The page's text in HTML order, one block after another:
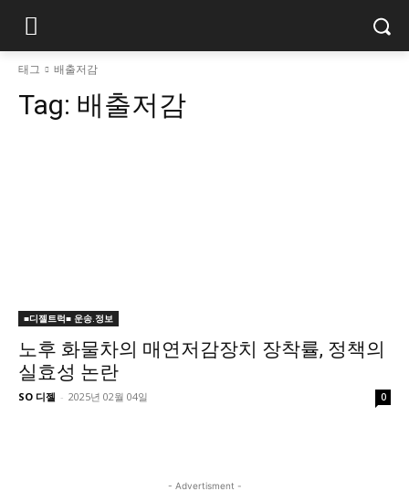
태그 배출저감
Tag: 배출저감
■디젤트럭■ 운송.정보
노후 화물차의 매연저감장치 장착률, 정책의
실효성 논란
SO 디젤 - 2025년 02월 04일 0
- Advertisment -